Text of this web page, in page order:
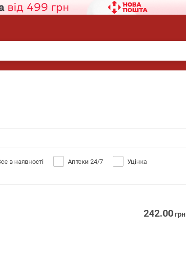
в наявності Аптеки 24/7 Уцінка
242.00грн